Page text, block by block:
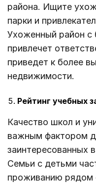
района. Ищите
парки и
Ухоженный район с
привлечет
приведет к более
недвижимости.
Рейтинг учебных
Качество школ и
важным фактором
заинтересованных
Семьи с детьми
проживанию рядом